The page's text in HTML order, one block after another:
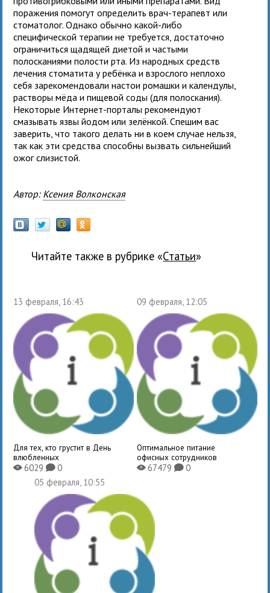
поражения помогут определить врач-терапевт или
стоматолог. Однако обычно какой-либо
специфической терапии не требуется, достаточно
ограничиться щадящей диетой и частыми
полосканиями полости рта. Из народных средств
лечения стоматита у ребёнка и взрослого неплохо
себя зарекомендовали настои ромашки и календулы,
растворы мёда и пищевой соды (для полоскания).
Некоторые Интернет-порталы рекомендуют
смазывать язвы йодом или зелёнкой. Спешим вас
заверить, что такого делать ни в коем случае нельзя,
так как эти средства способны вызвать сильнейший
ожог слизистой.
Автор: Ксения Волконская
Читайте также в рубрике « Статьи»
13 февраля, 16:43
Для тех, кто грустит в День
влюбленных
X6029K0
09 февраля, 12:05
Оптимальное питание
офисных сотрудников
X67479 K0
05 февраля, 10:55